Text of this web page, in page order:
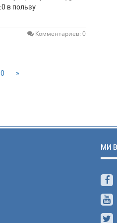
в пользу
Комментариев: 0
»
МИ